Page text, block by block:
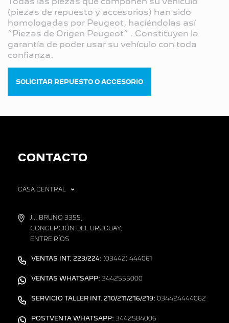
(piezas de repuesto y accesorios) han sido
homologadas por Peugeot, haciéndolas así
“Piezas de Origen Peugeot” . Constituyen la
garantía de poder usar su vehículo con toda
confianza.
SOLICITAR REPUESTO O ACCESORIO
CONTACTO
CASA CENTRAL
J.J. BRUNO 3355,
CONCEPCIÓN DEL URUGUAY,
ENTRE RÍOS
VENTAS INT. 223/224: (03442) 444061
VENTAS WHATSAPP: 3442555000
SERVICIO TALLER INT. 210/211/216/219: 034424444062
POSTVENTA WHATSAPP: 3442584006